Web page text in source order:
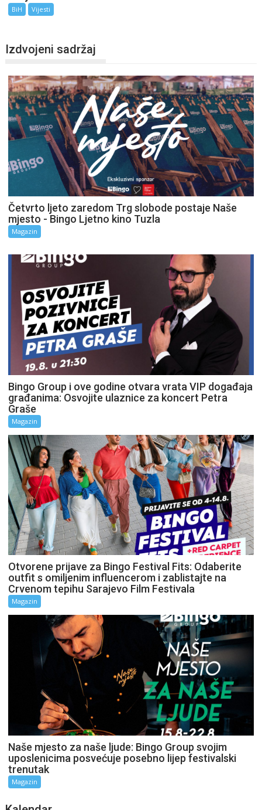
BiH Vijesti
Izdvojeni sadržaj
Četvrto ljeto zaredom Trg slobode postaje Naše
mjesto - Bingo Ljetno kino Tuzla
Magazin
Bingo Group i ove godine otvara vrata VIP događaja
građanima: Osvojite ulaznice za koncert Petra
Graše
Magazin
Otvorene prijave za Bingo Festival Fits: Odaberite
outfit s omiljenim influencerom i zablistajte na
Crvenom tepihu Sarajevo Film Festivala
Magazin
Naše mjesto za naše ljude: Bingo Group svojim
uposlenicima posvećuje posebno lijep festivalski
trenutak
Magazin